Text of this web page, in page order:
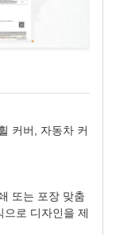
커버, 자동차 커
또는 포장 맞춤
로 디자인을 제